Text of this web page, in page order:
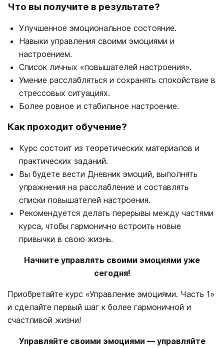
Что вы получите в результате?
Улучшенное эмоциональное состояние.
Навыки управления своими эмоциями и
настроением.
Список личных «повышателей настроения».
Умение расслабляться и сохранять спокойствие в
стрессовых ситуациях.
Более ровное и стабильное настроение.
Как проходит обучение?
Курс состоит из теоретических материалов и
практических заданий.
Вы будете вести Дневник эмоций, выполнять
упражнения на расслабление и составлять
списки повышателей настроения.
Рекомендуется делать перерывы между частями
курса, чтобы гармонично встроить новые
привычки в свою жизнь.
Начните управлять своими эмоциями уже
сегодня!
Приобретайте курс «Управление эмоциями. Часть 1»
и сделайте первый шаг к более гармоничной и
счастливой жизни!
Управляйте своими эмоциями — управляйте